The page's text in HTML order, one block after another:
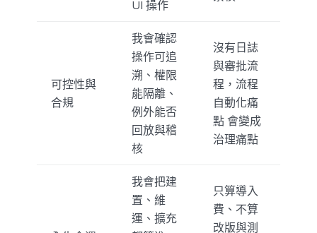
UI 操作
可控性與
合規
我會確認
操作可追
溯、權限
能隔離、
例外能否
回放與稽
核
沒有日誌
與審批流
程，流程
自動化痛
點 會變成
治理痛點
我會把建
置、維
運、擴充
只算導入
費、不算
改版與測